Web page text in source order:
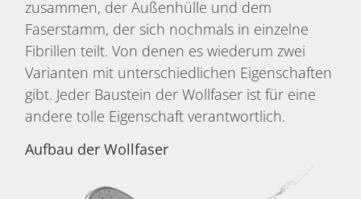
zusammen, der Außenhülle und dem
Faserstamm, der sich nochmals in einzelne
Fibrillen teilt. Von denen es wiederum zwei
Varianten mit unterschiedlichen Eigenschaften
gibt. Jeder Baustein der Wollfaser ist für eine
andere tolle Eigenschaft verantwortlich.
Aufbau der Wollfaser